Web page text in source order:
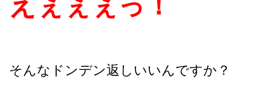
そんなドンデン返しいいんですか？